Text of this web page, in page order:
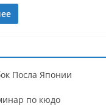
Посла Японии
по кюдо